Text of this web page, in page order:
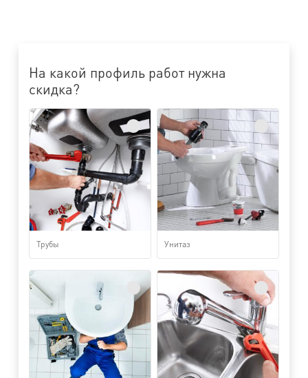
На какой профиль работ нужна
скидка?
Трубы Унитаз